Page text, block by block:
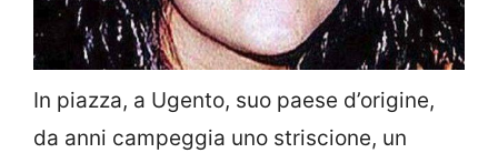
In piazza, a Ugento, suo paese d’origine,
da anni campeggia uno striscione, un